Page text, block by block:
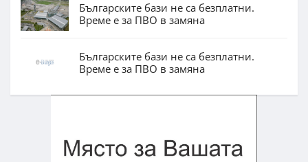
Българските бази не са безплатни.
Време е за ПВО в замяна
Българските бази не са безплатни.
Време е за ПВО в замяна